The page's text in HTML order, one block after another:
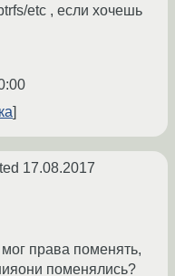
etc , если хочешь
17.08.2017
права поменять,
поменялись?